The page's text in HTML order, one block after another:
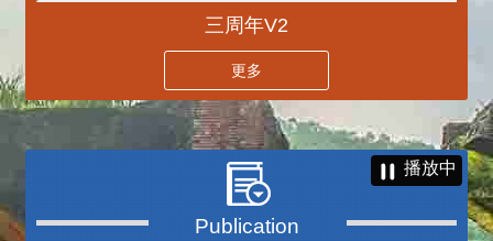
三周年V2
更多
播放中